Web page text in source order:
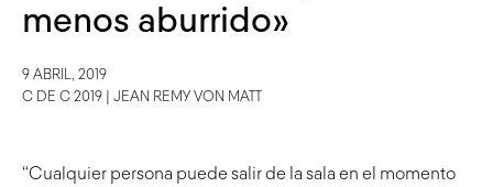
menos aburrido»
9 ABRIL, 2019
C DE C 2019
JEAN REMY VON MATT
“Cualquier persona puede salir de la sala en el momento